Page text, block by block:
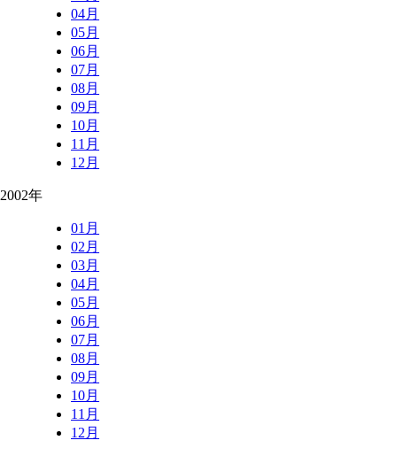
04月
05月
06月
07月
08月
09月
10月
11月
12月
2002年
01月
02月
03月
04月
05月
06月
07月
08月
09月
10月
11月
12月